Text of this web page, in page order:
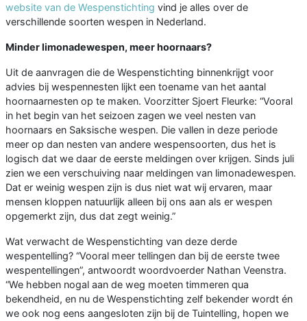
website van de Wespenstichting vind je alles over de
verschillende soorten wespen in Nederland.
Minder limonadewespen, meer hoornaars?
Uit de aanvragen die de Wespenstichting binnenkrijgt voor
advies bij wespennesten lijkt een toename van het aantal
hoornaarnesten op te maken. Voorzitter Sjoert Fleurke: “Vooral
in het begin van het seizoen zagen we veel nesten van
hoornaars en Saksische wespen. Die vallen in deze periode
meer op dan nesten van andere wespensoorten, dus het is
logisch dat we daar de eerste meldingen over krijgen. Sinds juli
zien we een verschuiving naar meldingen van limonadewespen.
Dat er weinig wespen zijn is dus niet wat wij ervaren, maar
mensen kloppen natuurlijk alleen bij ons aan als er wespen
opgemerkt zijn, dus dat zegt weinig.”
Wat verwacht de Wespenstichting van deze derde
wespentelling? “Vooral meer tellingen dan bij de eerste twee
wespentellingen”, antwoordt woordvoerder Nathan Veenstra.
“We hebben nogal aan de weg moeten timmeren qua
bekendheid, en nu de Wespenstichting zelf bekender wordt én
we ook nog eens aangesloten zijn bij de Tuintelling, hopen we